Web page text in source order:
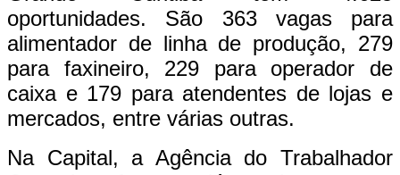
oportunidades. São 363 vagas para
alimentador de linha de produção, 279
para faxineiro, 229 para operador de
caixa e 179 para atendentes de lojas e
mercados, entre várias outras.
Na Capital, a Agência do Trabalhador